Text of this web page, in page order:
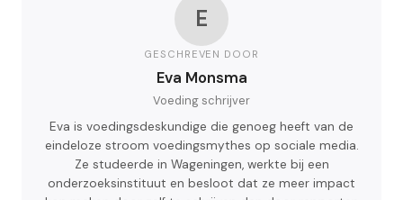
E
GESCHREVEN DOOR
Eva Monsma
Voeding schrijver
Eva is voedingsdeskundige die genoeg heeft van de
eindeloze stroom voedingsmythes op sociale media.
Ze studeerde in Wageningen, werkte bij een
onderzoeksinstituut en besloot dat ze meer impact